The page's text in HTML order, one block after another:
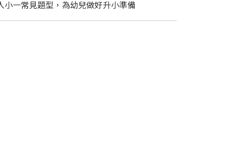
小一常見題型，為幼兒做好升小準備